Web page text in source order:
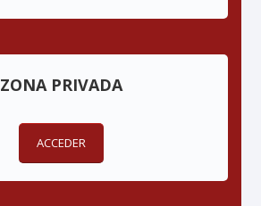
ZONA PRIVADA
ACCEDER